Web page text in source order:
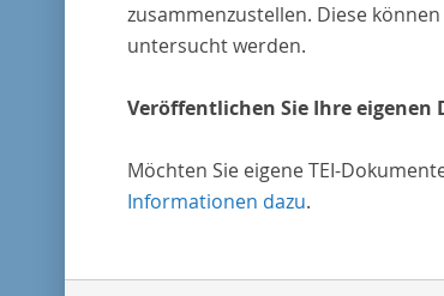
zusammenzustellen. Diese
untersucht werden.
Veröffentlichen Sie Ihre eigenen
Möchten Sie eigene TEI-
Informationen dazu.